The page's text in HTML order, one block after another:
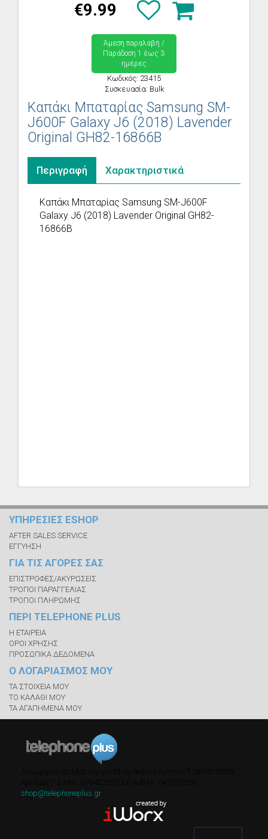
€9.99
Άμεση παραλαβή /
Παράδoση 1 έως 3
ημέρες
Κωδικός: 23415
Συσκευασία: Bulk
Καπάκι Μπαταρίας Samsung SM-
J600F Galaxy J6 (2018) Lavender
Original GH82-16866B
Περιγραφή Χαρακτηριστικά
Καπάκι Μπαταρίας Samsung SM-J600F
Galaxy J6 (2018) Lavender Original GH82-
16866B
ΥΠΗΡΕΣΙΕΣ ESHOP
AFTER SALES SERVICE
ΕΓΓΥΗΣΗ
ΓΙΑ ΤΙΣ ΑΓΟΡΕΣ ΣΑΣ
ΕΠΙΣΤΡΟΦΕΣ/ΑΚΥΡΩΣΕΙΣ
ΤΡΟΠΟΙ ΠΑΡΑΓΓΕΛΙΑΣ
ΤΡΟΠΟΙ ΠΛΗΡΩΜΗΣ
ΠΕΡΙ TELEPHONE PLUS
Η ΕΤΑΙΡΕΙΑ
ΟΡΟΙ ΧΡΗΣΗΣ
ΠΡΟΣΩΠΙΚΑ ΔΕΔΟΜΕΝΑ
Ο ΛΟΓΑΡΙΑΣΜΟΣ ΜΟΥ
ΤΑ ΣΤΟΙΧΕΙΑ ΜΟΥ
ΤΟ ΚΑΛΑΘΙ ΜΟΥ
ΤΑ ΑΓΑΠΗΜΕΝΑ ΜΟΥ
shop@telephoneplus.gr